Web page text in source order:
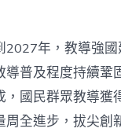
2027年，教導強
導普及程度持續鞏
，國民群眾教導獲
全進步，拔尖創